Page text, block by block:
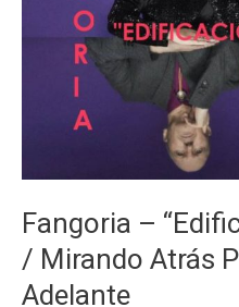
Fangoria –
/ Mirando Atrás
Adelante